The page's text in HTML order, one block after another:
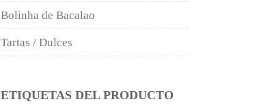
Bolinha de Bacalao
Tartas / Dulces
ETIQUETAS DEL PRODUCTO